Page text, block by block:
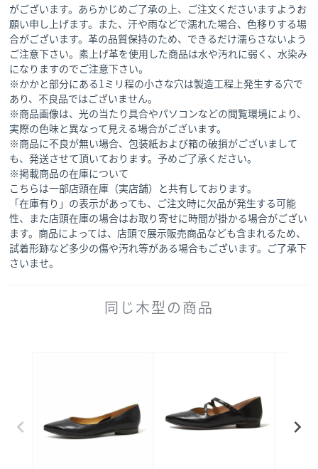
がございます。あらかじめご了承の上、ご注文くださいますようお
願い申し上げます。また、汗や雨などで濡れた場合、色移りする場
合がございます。革の品質保持のため、できるだけ濡らさないよう
ご注意下さい。素上げ革を使用した商品は水や汚れに弱く、水染み
になりますのでご注意下さい。
※かかと部分にある1ミリ程の小さな穴は製造工程上発生する穴で
あり、不良品ではございません。
※商品画像は、光の当たり具合やパソコンなどの閲覧環境により、
実際の色味と異なって見える場合がございます。
※商品に不良が無い場合、包装紙および箱の破損がございまして
も、発送させて頂いております。予めご了承ください。
※掲載商品の在庫について
こちらは一部店頭在庫（実店舗）と共有しております。
「在庫有り」の表示があっても、ご注文時に欠品が発生する可能
性、また店頭在庫の場合はお取り寄せに時間が掛かる場合がござい
ます。商品によっては、店頭で展示販売商品なども含まれるため、
試着形跡など多少の傷や汚れ等がある場合もございます。ご了承下
さいませ。
同じ木型の商品